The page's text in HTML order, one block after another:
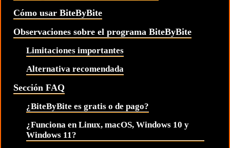
Cómo usar BiteByBite
Observaciones sobre el programa BiteByBite
Limitaciones importantes
Alternativa recomendada
Sección FAQ
¿BiteByBite es gratis o de pago?
¿Funciona en Linux, macOS, Windows 10 y
Windows 11?